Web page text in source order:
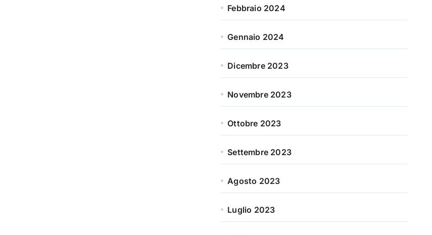
Febbraio 2024
Gennaio 2024
Dicembre 2023
Novembre 2023
Ottobre 2023
Settembre 2023
Agosto 2023
Luglio 2023